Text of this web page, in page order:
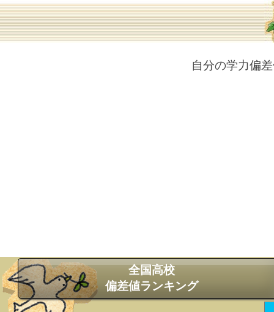
自分の学力偏
全国高校
偏差値ランキング